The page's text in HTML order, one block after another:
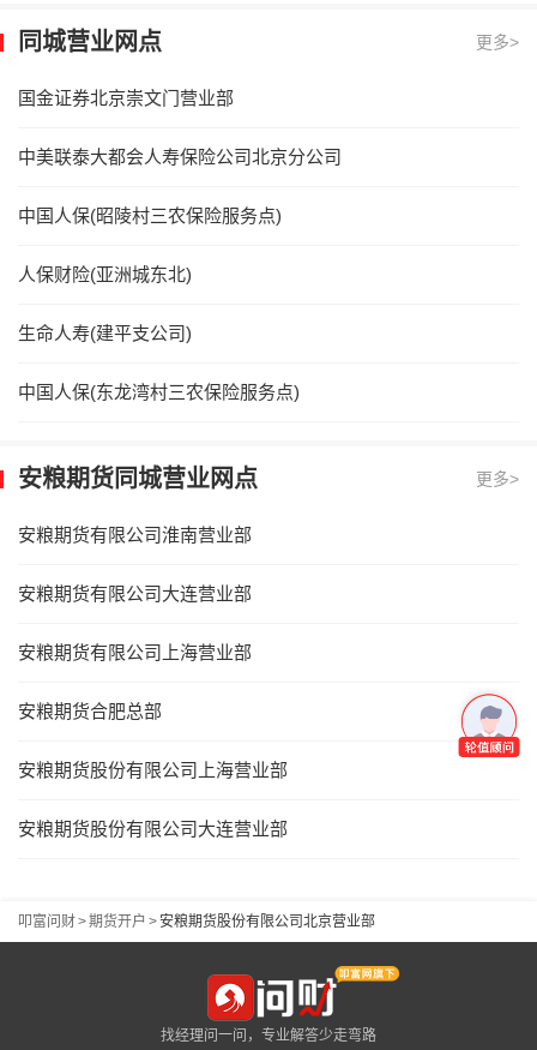
同城营业网点 更多>
国金证券北京崇文门营业部
中美联泰大都会人寿保险公司北京分公司
中国人保(昭陵村三农保险服务点)
人保财险(亚洲城东北)
生命人寿(建平支公司)
中国人保(东龙湾村三农保险服务点)
安粮期货同城营业网点 更多>
安粮期货有限公司淮南营业部
安粮期货有限公司大连营业部
安粮期货有限公司上海营业部
安粮期货合肥总部
安粮期货股份有限公司上海营业部
安粮期货股份有限公司大连营业部
叩富问财>期货开户 >安粮期货股份有限公司北京营业部
找经理问一问，专业解答少走弯路